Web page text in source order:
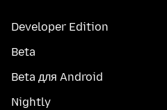
Developer Edition
Beta
Beta для Android
Nightly